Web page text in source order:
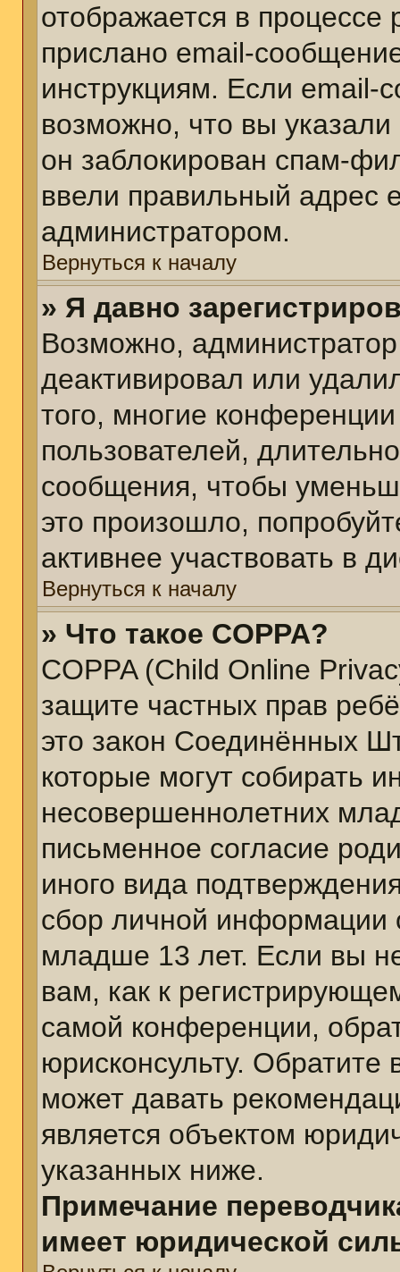
отображается в
прислано email-
инструкциям. Если email-
возможно, что вы
он заблокирован спам-
ввели правильный адрес
администратором.
Вернуться к началу
» Я давно
Возможно,
деактивировал или
того, многие
пользователей,
сообщения, чтобы
это произошло,
активнее участвовать в
Вернуться к началу
» Что такое COPPA?
COPPA (Child Online
защите частных прав
это закон Соединённых
которые могут собирать
несовершеннолетних
письменное согласие
иного вида
сбор личной информации
младше 13 лет. Если вы
вам, как к
самой конференции,
юрисконсульту.
может давать
является объектом
указанных ниже.
Примечание
имеет юридической